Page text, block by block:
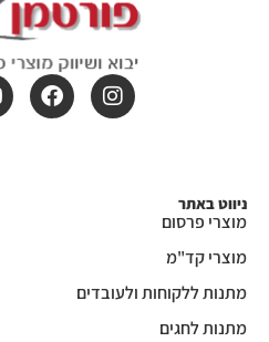
ניווט באתר
מוצרי פרסום
מוצרי קד"מ
מתנות ללקוחות ולעובדים
מתנות לחגים